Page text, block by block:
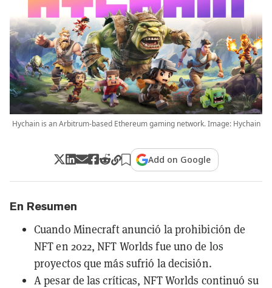
Hychain is an Arbitrum-based Ethereum gaming network. Image: Hychain
Add on Google
En Resumen
Cuando Minecraft anunció la prohibición de
NFT en 2022, NFT Worlds fue uno de los
proyectos que más sufrió la decisión.
A pesar de las críticas, NFT Worlds continuó su